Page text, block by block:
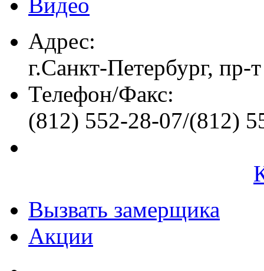
Адрес:
г.Санкт-Петербург, пр-
Телефон/Факс:
(812) 552-28-07/(812)
Вызвать замерщика
Акции